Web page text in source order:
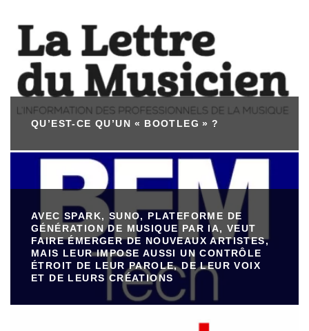
QU’EST-CE QU’UN « BOOTLEG » ?
AVEC SPARK, SUNO, PLATEFORME DE
GÉNÉRATION DE MUSIQUE PAR IA, VEUT
FAIRE ÉMERGER DE NOUVEAUX ARTISTES,
MAIS LEUR IMPOSE AUSSI UN CONTRÔLE
ÉTROIT DE LEUR PAROLE, DE LEUR VOIX
ET DE LEURS CRÉATIONS